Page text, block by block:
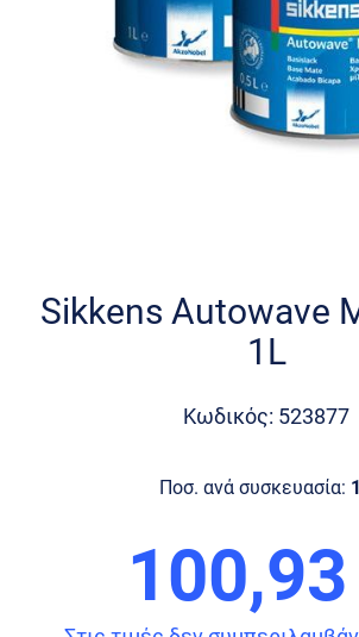
beginning
Sikkens Autowave
1L
Κωδικός: 523877
Ποσ. ανά συσκευασία: 1